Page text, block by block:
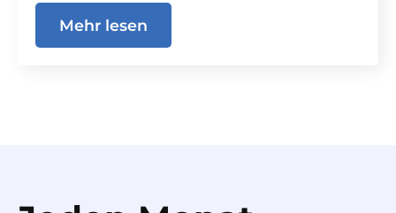
Mehr lesen